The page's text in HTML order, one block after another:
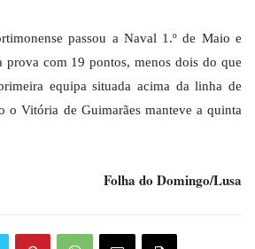
passou a Naval 1.º de Maio e
prova com 19 pontos, menos dois do que
equipa situada acima da linha de
o Vitória de Guimarães manteve a quinta
Folha do Domingo/Lusa